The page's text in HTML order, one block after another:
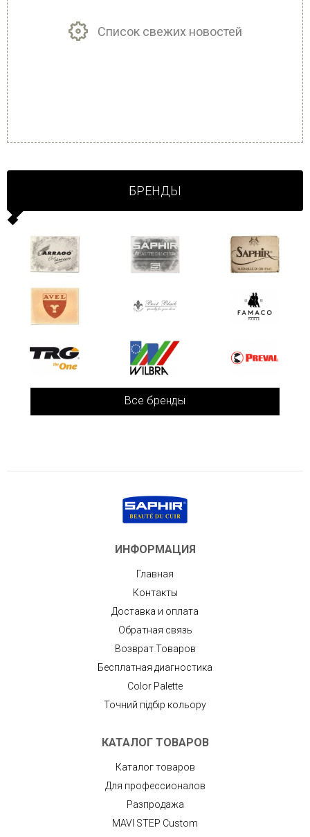
Список свежих новостей
БРЕНДЫ
Все бренды
ИНФОРМАЦИЯ
Главная
Контакты
Доставка и оплата
Обратная связь
Возврат Товаров
Бесплатная диагностика
Color Palette
Точний підбір кольору
КАТАЛОГ ТОВАРОВ
Каталог товаров
Для профессионалов
Разпродажа
MAVI STEP Custom